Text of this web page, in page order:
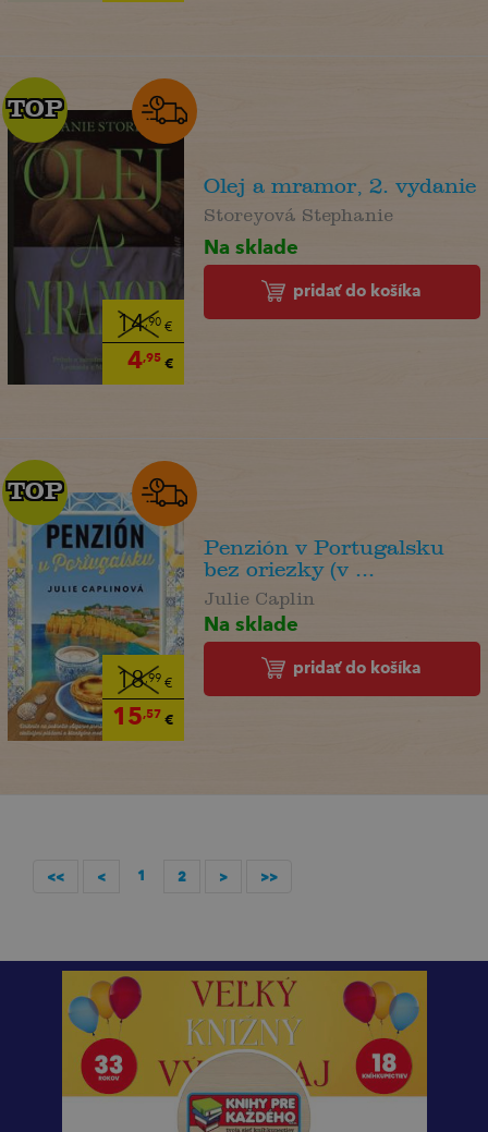
14,90€
4,95€
TOP
TOP
Olej a mramor, 2. vydanie
Storeyová Stephanie
Na sklade
pridať do košíka
18,99 €
15,57 €
TOP
TOP
Penzión v Portugalsku
bez oriezky (v ...
Julie Caplin
Na sklade
pridať do košíka
<< < 1 2 > >>